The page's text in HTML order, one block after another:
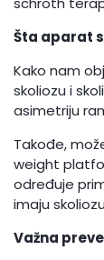
Šta aparat
Kako nam
skoliozu i
asimetriju
Takođe,
weight
određuje
imaju
Važna